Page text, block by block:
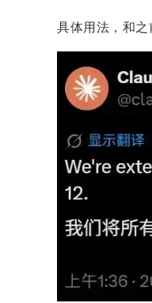
具体用法，和之